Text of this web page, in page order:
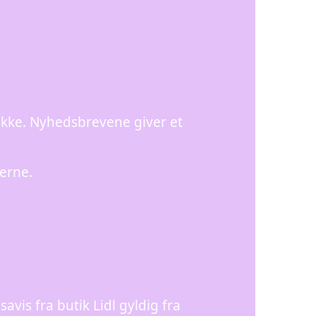
Nyhedsbrevene giver et
fra butik Lidl gyldig fra